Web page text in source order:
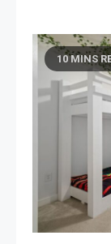
10 MINS